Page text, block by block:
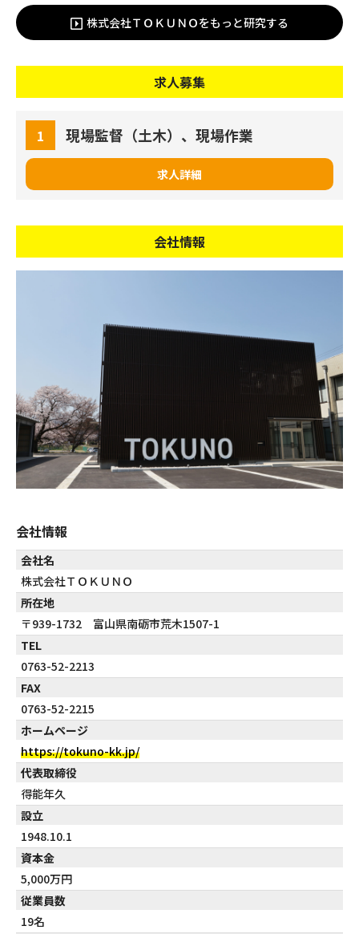
株式会社ＴＯＫＵＮＯをもっと研究する
求人募集
1 現場監督（土木）、現場作業
求人詳細
会社情報
会社情報
会社名
株式会社ＴＯＫＵＮＯ
所在地
〒939-1732 富山県南砺市荒木1507-1
TEL
0763-52-2213
FAX
0763-52-2215
ホームページ
https://tokuno-kk.jp/
代表取締役
得能年久
設立
1948.10.1
資本金
5,000万円
従業員数
19名